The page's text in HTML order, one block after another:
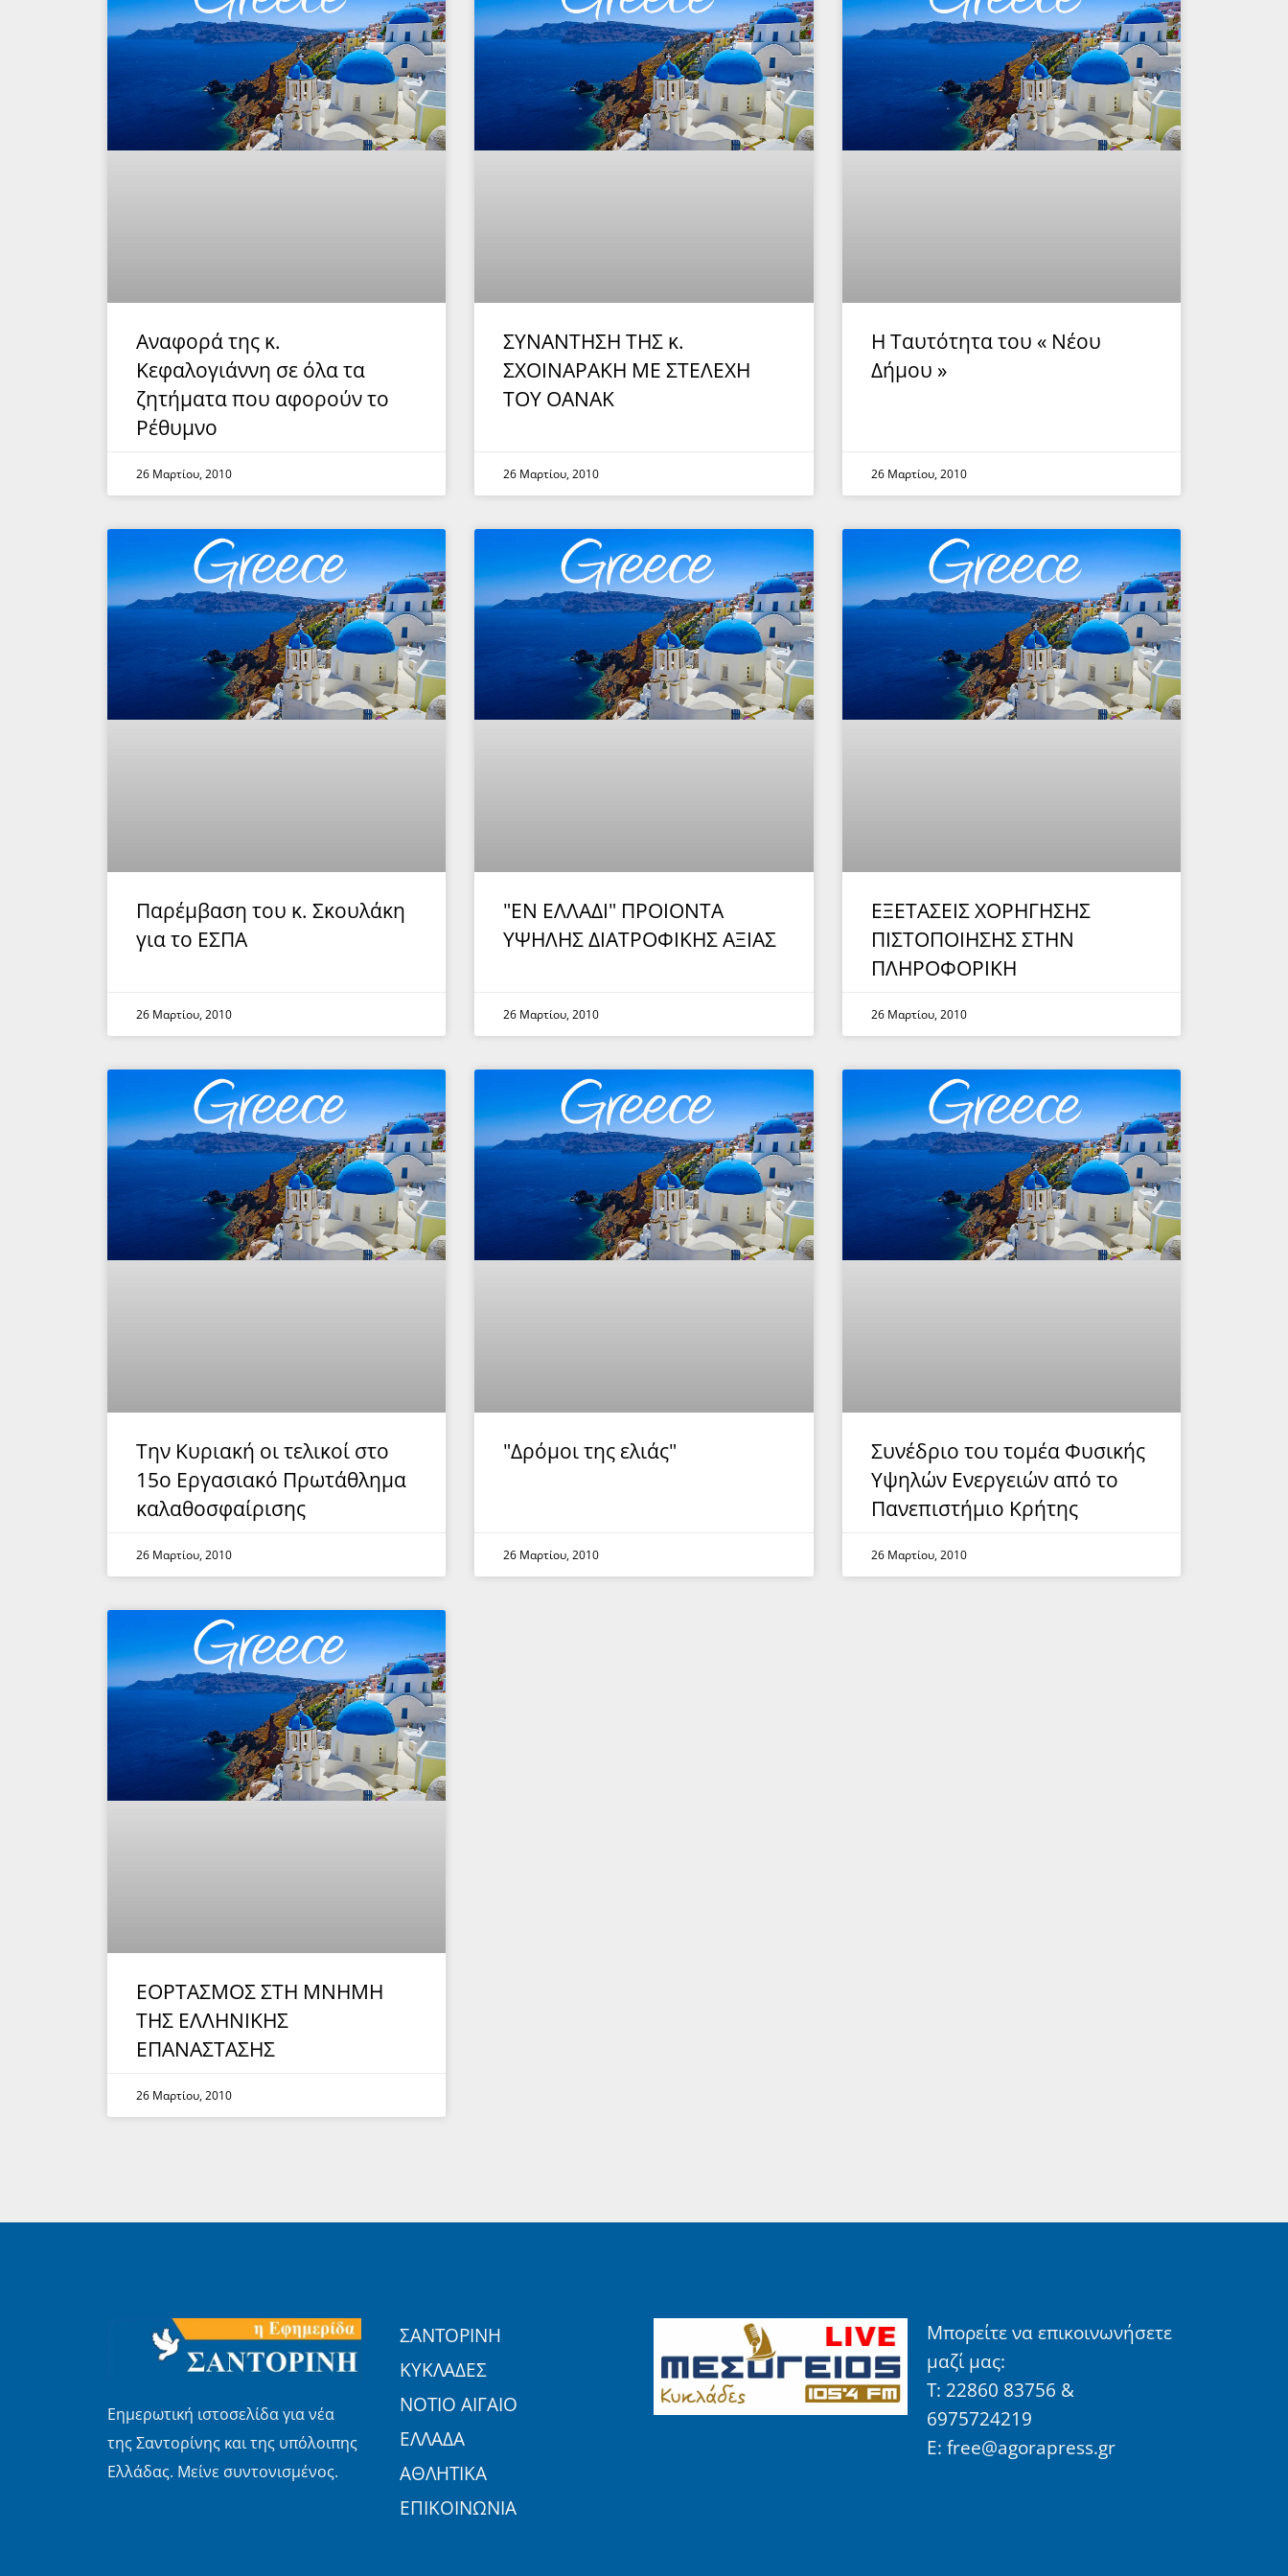
Αναφορά της κ.
Κεφαλογιάννη σε όλα τα
ζητήματα που αφορούν το
Ρέθυμνο
26 Μαρτίου, 2010
ΣΥΝΑΝΤΗΣΗ ΤΗΣ κ.
ΣΧΟΙΝΑΡΑΚΗ ΜΕ ΣΤΕΛΕΧΗ
ΤΟΥ ΟΑΝΑΚ
26 Μαρτίου, 2010
Η Ταυτότητα του « Νέου
Δήμου »
26 Μαρτίου, 2010
Παρέμβαση του κ. Σκουλάκη
για το ΕΣΠΑ
26 Μαρτίου, 2010
"ΕΝ ΕΛΛΑΔΙ" ΠΡΟΙΟΝΤΑ
ΥΨΗΛΗΣ ΔΙΑΤΡΟΦΙΚΗΣ ΑΞΙΑΣ
26 Μαρτίου, 2010
ΕΞΕΤΑΣΕΙΣ ΧΟΡΗΓΗΣΗΣ
ΠΙΣΤΟΠΟΙΗΣΗΣ ΣΤΗΝ
ΠΛΗΡΟΦΟΡΙΚΗ
26 Μαρτίου, 2010
Την Κυριακή οι τελικοί στο
15ο Εργασιακό Πρωτάθλημα
καλαθοσφαίρισης
26 Μαρτίου, 2010
"Δρόμοι της ελιάς"
26 Μαρτίου, 2010
Συνέδριο του τομέα Φυσικής
Υψηλών Ενεργειών από το
Πανεπιστήμιο Κρήτης
26 Μαρτίου, 2010
EOΡΤΑΣΜΟΣ ΣΤΗ ΜΝΗΜΗ
ΤΗΣ ΕΛΛΗΝΙΚΗΣ
ΕΠΑΝΑΣΤΑΣΗΣ
26 Μαρτίου, 2010
Εημερωτική ιστοσελίδα για νέα
της Σαντορίνης και της υπόλοιπης
Ελλάδας. Μείνε συντονισμένος.
ΣΑΝΤΟΡΙΝΗ
ΚΥΚΛΑΔΕΣ
ΝΟΤΙΟ ΑΙΓΑΙΟ
ΕΛΛΑΔΑ
ΑΘΛΗΤΙΚΑ
ΕΠΙΚΟΙΝΩΝΙΑ
Μπορείτε να επικοινωνήσετε
μαζί μας:
Τ: 22860 83756 &
6975724219
E: free@agorapress.gr